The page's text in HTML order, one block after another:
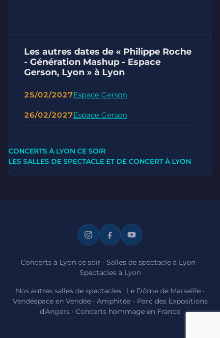
Les autres dates de « Philippe Roche
- Génération Mashup - Espace
Gerson, Lyon » à Lyon
25/02/2027Espace Gerson
26/02/2027Espace Gerson
CONCERTS À LYON CE SOIR
LES SALLES DE SPECTACLE ET DE CONCERT À LYON
Concerts à Lyon ce soir · Salles de spectacle à Lyon ·
Spectacles à Lyon
Nos autres salles de spectacles : Le Dôme de Marseille·
Vendéspace en Vendée· Amphitéa - Parc des Expositions
d'Angers · Concerts hommage en France